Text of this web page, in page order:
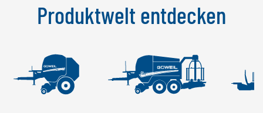
Produktwelt entdecken